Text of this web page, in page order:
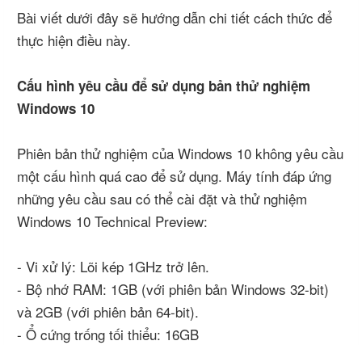
Bài viết dưới đây sẽ hướng dẫn chi tiết cách thức để
thực hiện điều này.
Cấu hình yêu cầu để sử dụng bản thử nghiệm
Windows 10
Phiên bản thử nghiệm của Windows 10 không yêu cầu
một cấu hình quá cao để sử dụng. Máy tính đáp ứng
những yêu cầu sau có thể cài đặt và thử nghiệm
Windows 10 Technical Preview:
- Vi xử lý: Lõi kép 1GHz trở lên.
- Bộ nhớ RAM: 1GB (với phiên bản Windows 32-bit)
và 2GB (với phiên bản 64-bit).
- Ổ cứng trống tối thiểu: 16GB